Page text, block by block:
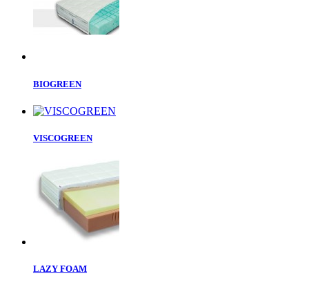
BIOGREEN
VISCOGREEN
LAZY FOAM